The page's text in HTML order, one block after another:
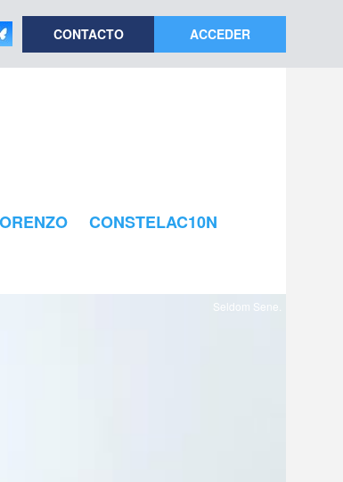
CONTACTO ACCEDER
CONSTELAC10N
Seldom Sene.